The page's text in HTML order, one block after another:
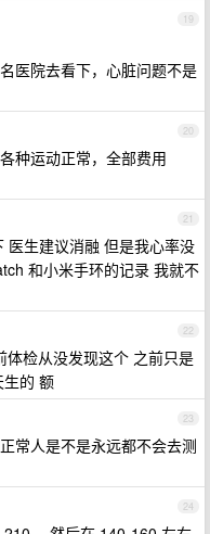
19
医院去看下，心脏问题不是
20
种运动正常，全部费用
21
医生建议消融 但是我心率没
和小米手环的记录 我就不
22
体检从没发现这个 之前只是
生的 额
23
常人是不是永远都不会去测
24